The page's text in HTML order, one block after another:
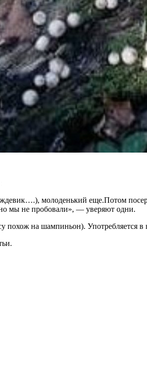
молоденький еще.Потом
но мы не пробовали», — уверяют одни.
на шампиньон). Употребляется